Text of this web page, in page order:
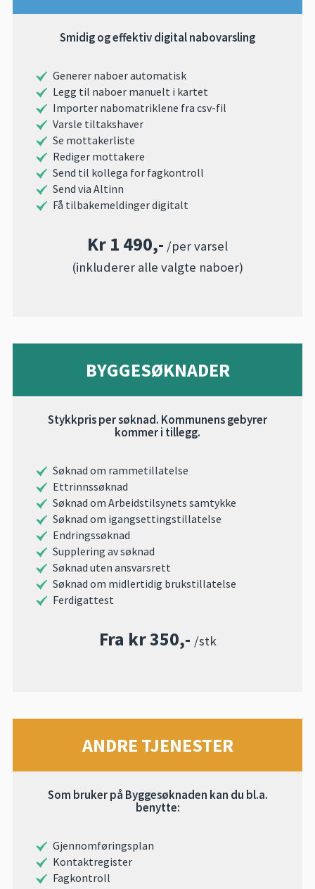
Smidig og effektiv digital nabovarsling
Generer naboer automatisk
Legg til naboer manuelt i kartet
Importer nabomatriklene fra csv-fil
Varsle tiltakshaver
Se mottakerliste
Rediger mottakere
Send til kollega for fagkontroll
Send via Altinn
Få tilbakemeldinger digitalt
Kr 1 490,- /per varsel
(inkluderer alle valgte naboer)
BYGGESØKNADER
Stykkpris per søknad. Kommunens gebyrer
kommer i tillegg.
Søknad om rammetillatelse
Ettrinnssøknad
Søknad om Arbeidstilsynets samtykke
Søknad om igangsettingstillatelse
Endringssøknad
Supplering av søknad
Søknad uten ansvarsrett
Søknad om midlertidig brukstillatelse
Ferdigattest
Fra kr 350,- /stk
ANDRE TJENESTER
Som bruker på Byggesøknaden kan du bl.a.
benytte:
Gjennomføringsplan
Kontaktregister
Fagkontroll